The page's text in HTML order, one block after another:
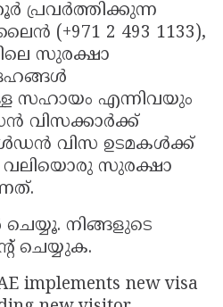
പ്രവർത്തിക്കുന്ന
(+971 2 493 1133),
സുരക്ഷാ
സഹായം എന്നിവയും
വിസക്കാർക്ക്
വിസ ഉടമകൾക്ക്
വലിയൊരു സുരക്ഷാ
നിങ്ങളുടെ
ചെയ്യുക.
implements new visa